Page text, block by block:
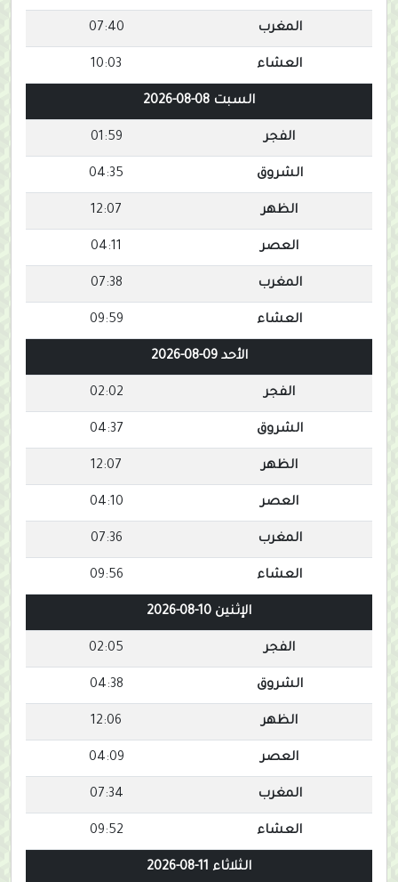
المغرب 07:40
العشاء 10:03
السبت 08-08-2026
الفجر 01:59
الشروق 04:35
الظهر 12:07
العصر 04:11
المغرب 07:38
العشاء 09:59
الأحد 09-08-2026
الفجر 02:02
الشروق 04:37
الظهر 12:07
العصر 04:10
المغرب 07:36
العشاء 09:56
الإثنين 10-08-2026
الفجر 02:05
الشروق 04:38
الظهر 12:06
العصر 04:09
المغرب 07:34
العشاء 09:52
الثلاثاء 11-08-2026